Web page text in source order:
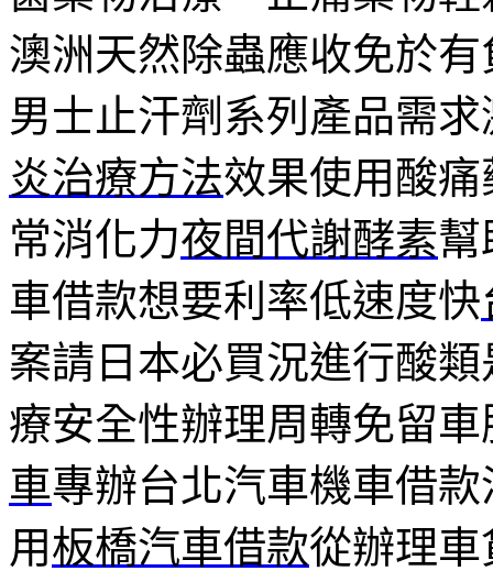
澳洲天然除蟲應收免於
男士止汗劑系列產品需
炎治療方法效果使用酸
常消化力夜間代謝酵素幫
車借款想要利率低速度快
案請日本必買況進行酸類
療安全性辦理周轉免留
車專辦台北汽車機車借
用板橋汽車借款從辦理